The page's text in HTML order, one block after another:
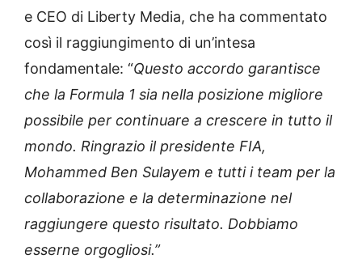
e CEO di Liberty Media, che ha commentato
così il raggiungimento di un’intesa
fondamentale: “Questo accordo garantisce
che la Formula 1 sia nella posizione migliore
possibile per continuare a crescere in tutto il
mondo. Ringrazio il presidente FIA,
Mohammed Ben Sulayem e tutti i team per la
collaborazione e la determinazione nel
raggiungere questo risultato. Dobbiamo
esserne orgogliosi.”